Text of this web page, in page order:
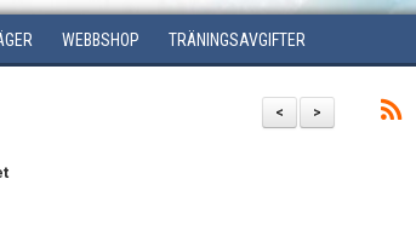
WEBBSHOP TRÄNINGSAVGIFTER
>
<